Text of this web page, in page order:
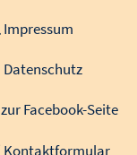
Impressum
Datenschutz
zur Facebook-Seite
Kontaktformular